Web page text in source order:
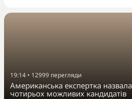
19:14 • 12999 перегляди
Американська експертка назвала
чотирьох можливих кандидатів